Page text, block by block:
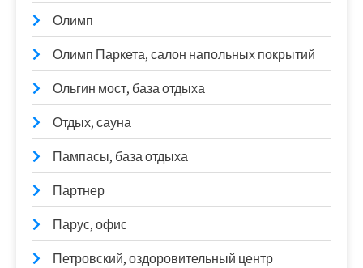
Олимп
Олимп Паркета, салон напольных покрытий
Ольгин мост, база отдыха
Отдых, сауна
Пампасы, база отдыха
Партнер
Парус, офис
Петровский, оздоровительный центр